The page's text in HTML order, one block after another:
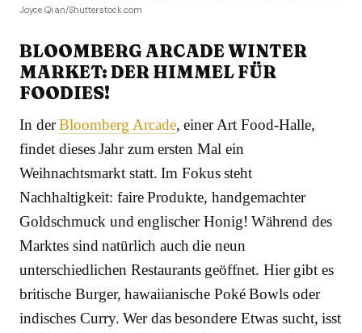
Joyce Qian/Shutterstock.com
BLOOMBERG ARCADE WINTER
MARKET: DER HIMMEL FÜR
FOODIES!
In derBloomberg Arcade, einer Art Food-Halle,
findet dieses Jahr zum ersten Mal ein
Weihnachtsmarkt statt. Im Fokus steht
Nachhaltigkeit: faire Produkte, handgemachter
Goldschmuck und englischer Honig! Während des
Marktes sind natürlich auch die neun
unterschiedlichen Restaurants geöffnet. Hier gibt es
britische Burger, hawaiianische Poké Bowls oder
indisches Curry. Wer das besondere Etwas sucht, isst